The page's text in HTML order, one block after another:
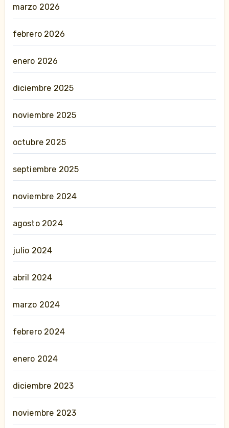
marzo 2026
febrero 2026
enero 2026
diciembre 2025
noviembre 2025
octubre 2025
septiembre 2025
noviembre 2024
agosto 2024
julio 2024
abril 2024
marzo 2024
febrero 2024
enero 2024
diciembre 2023
noviembre 2023